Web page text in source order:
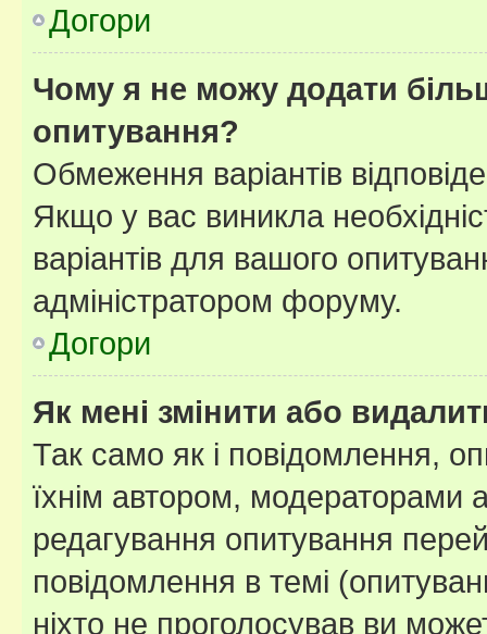
Догори
Чому я не можу додати
опитування?
Обмеження варіантів
Якщо у вас виникла
варіантів для вашого
адміністратором форуму.
Догори
Як мені змінити або
Так само як і повідомлення,
їхнім автором, модераторами
редагування опитування
повідомлення в темі
ніхто не проголосував ви